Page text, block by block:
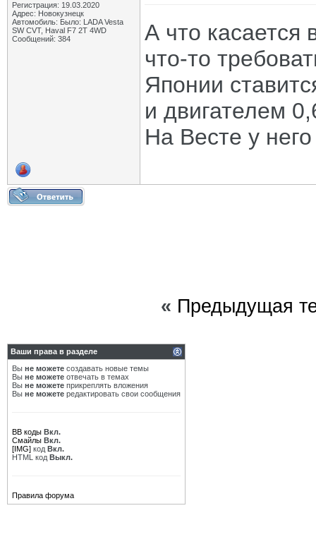
Регистрация: 19.03.2020
Адрес: Новокузнецк
Автомобиль: Было: LADA Vesta
SW CVT, Haval F7 2T 4WD
Сообщений: 384
А что касается
что-то
Японии
и двигателем
На Весте у
« Предыдущая
Ваши права в разделе
Вы не можете создавать новые темы
Вы не можете отвечать в темах
Вы не можете прикреплять вложения
Вы не можете редактировать свои сообщения
BB коды Вкл.
Смайлы Вкл.
[IMG] код Вкл.
HTML код Выкл.
Правила форума